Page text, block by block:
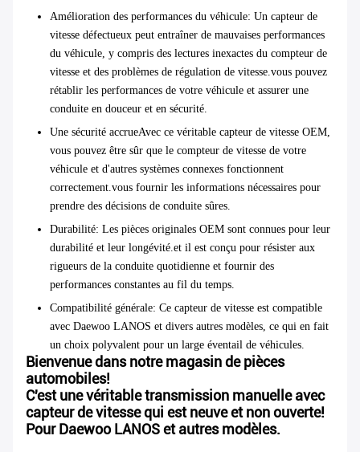
Amélioration des performances du véhicule: Un capteur de
vitesse défectueux peut entraîner de mauvaises performances
du véhicule, y compris des lectures inexactes du compteur de
vitesse et des problèmes de régulation de vitesse.vous pouvez
rétablir les performances de votre véhicule et assurer une
conduite en douceur et en sécurité.
Une sécurité accrueAvec ce véritable capteur de vitesse OEM,
vous pouvez être sûr que le compteur de vitesse de votre
véhicule et d'autres systèmes connexes fonctionnent
correctement.vous fournir les informations nécessaires pour
prendre des décisions de conduite sûres.
Durabilité: Les pièces originales OEM sont connues pour leur
durabilité et leur longévité.et il est conçu pour résister aux
rigueurs de la conduite quotidienne et fournir des
performances constantes au fil du temps.
Compatibilité générale: Ce capteur de vitesse est compatible
avec Daewoo LANOS et divers autres modèles, ce qui en fait
un choix polyvalent pour un large éventail de véhicules.
Bienvenue dans notre magasin de pièces
automobiles!
C'est une véritable transmission manuelle avec
capteur de vitesse qui est neuve et non ouverte!
Pour Daewoo LANOS et autres modèles.